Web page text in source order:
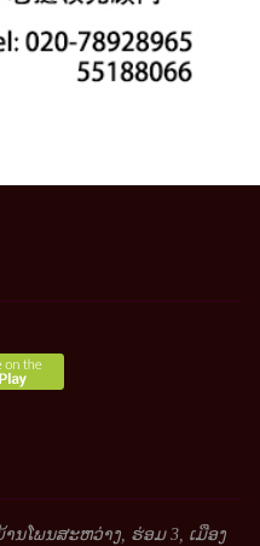
ນໂພນສະຫວ່າງ, ຮ່ອມ 3, ເມືອງ